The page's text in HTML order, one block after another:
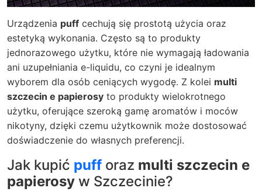
Urządzenia puff cechują się prostotą użycia oraz
estetyką wykonania. Często są to produkty
jednorazowego użytku, które nie wymagają ładowania
ani uzupełniania e-liquidu, co czyni je idealnym
wyborem dla osób ceniących wygodę. Z kolei multi
szczecin e papierosy to produkty wielokrotnego
użytku, oferujące szeroką gamę aromatów i moców
nikotyny, dzięki czemu użytkownik może dostosować
doświadczenie do własnych preferencji.
Jak kupić puff oraz multi szczecin e
papierosy w Szczecinie?